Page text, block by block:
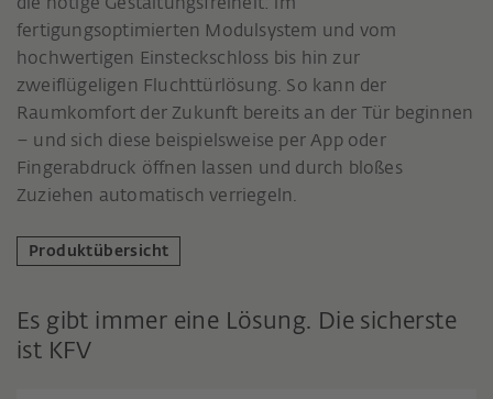
die nötige Gestaltungsfreiheit: im
fertigungsoptimierten Modulsystem und vom
hochwertigen Einsteckschloss bis hin zur
zweiflügeligen Fluchttürlösung. So kann der
Raumkomfort der Zukunft bereits an der Tür beginnen
– und sich diese beispielsweise per App oder
Fingerabdruck öffnen lassen und durch bloßes
Zuziehen automatisch verriegeln.
Produktübersicht
Es gibt immer eine Lösung. Die sicherste
ist KFV